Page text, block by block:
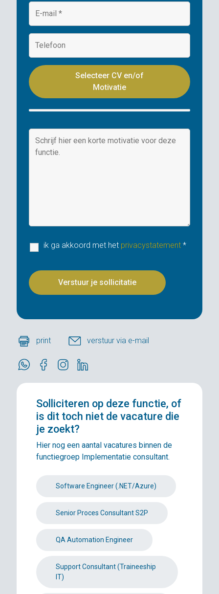
Selecteer CV en/of
Motivatie
ik ga akkoord met het privacystatement*
print verstuur via e-mail
Solliciteren op deze functie, of
is dit toch niet de vacature die
je zoekt?
Hier nog een aantal vacatures binnen de
functiegroep Implementatie consultant.
Software Engineer (.NET/Azure)
Senior Proces Consultant S2P
QA Automation Engineer
Support Consultant (Traineeship
IT)